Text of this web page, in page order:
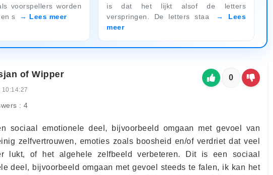
voorspellers worden
s
Lees meer
is dat het lijkt alsof de letters
verspringen. De letters staa
Lees
meer
of Wipper
: 4
0
sociaal emotionele deel, bijvoorbeeld omgaan met gevoel van
zelfvertrouwen, emoties zoals boosheid en/of verdriet dat veel
lukt, of het algehele zelfbeeld verbeteren. Dit is een sociaal
deel, bijvoorbeeld omgaan met gevoel steeds te falen, ik kan het